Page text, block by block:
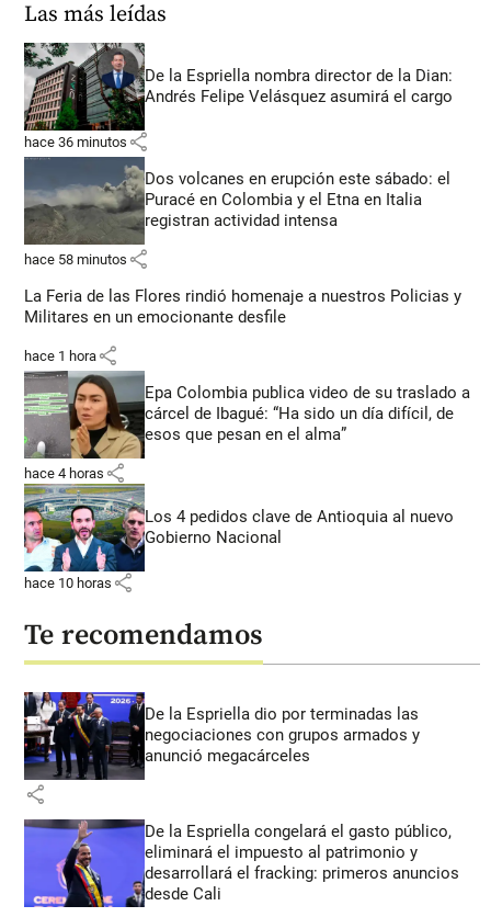
Las más leídas
De la Espriella nombra director de la Dian:
Andrés Felipe Velásquez asumirá el cargo
hace 36 minutos share
Dos volcanes en erupción este sábado: el
Puracé en Colombia y el Etna en Italia
registran actividad intensa
hace 58 minutos share
La Feria de las Flores rindió homenaje a nuestros Policias y
Militares en un emocionante desfile
hace 1 hora share
Epa Colombia publica video de su traslado a
cárcel de Ibagué: “Ha sido un día difícil, de
esos que pesan en el alma”
hace 4 horas share
Los 4 pedidos clave de Antioquia al nuevo
Gobierno Nacional
hace 10 horas share
Te recomendamos
De la Espriella dio por terminadas las
negociaciones con grupos armados y
anunció megacárceles
share
De la Espriella congelará el gasto público,
eliminará el impuesto al patrimonio y
desarrollará el fracking: primeros anuncios
desde Cali